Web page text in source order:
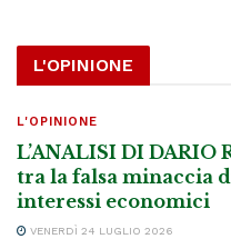
L'OPINIONE
L'OPINIONE
L’ANALISI DI DARIO
tra la falsa minaccia
interessi economici
VENERDÌ 24 LUGLIO 2026